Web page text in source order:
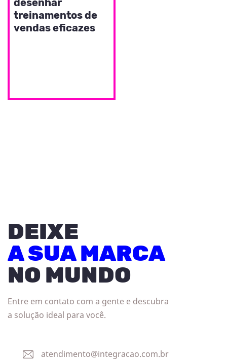
desenhar
treinamentos de
vendas eficazes
DEIXE
A SUA MARCA
NO MUNDO
Entre em contato com a gente e descubra
a solução ideal para você.
atendimento@integracao.com.br